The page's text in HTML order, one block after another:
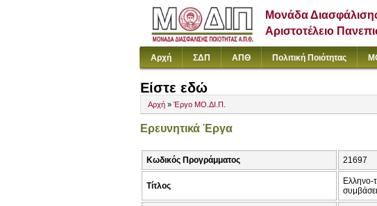
Μονάδα
Αριστοτέλειο
Αρχή ΣΔΠ ΑΠΘ Πολιτική Ποιότητας
Είστε εδώ
Αρχή » Έργο ΜΟ.ΔΙ.Π.
Ερευνητικά Έργα
Κωδικός Προγράμματος 21697
Τίτλος
Ελληνο-